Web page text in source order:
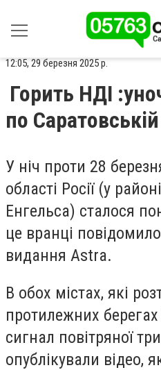
12:05, 29 березня 2025 р.
Горить НДІ
по
У ніч проти 28
області Росії (у
Енгельса) сталося
це вранці
видання Astra.
В обох містах, які
протилежних
сигнал повітряної
опублікували відео,